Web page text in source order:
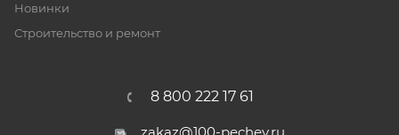
Новинки
Строительство и ремонт
8 800 222 17 61